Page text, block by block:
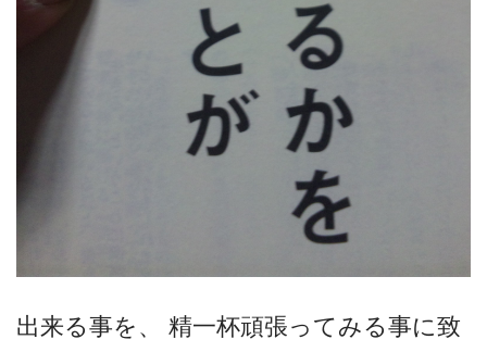
出来る事を、 精一杯頑張ってみる事に致